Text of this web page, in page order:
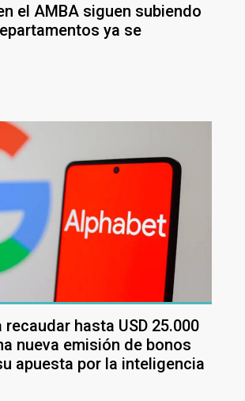
el AMBA siguen subiendo
ya se
hasta USD 25.000
nueva emisión de bonos
apuesta por la inteligencia